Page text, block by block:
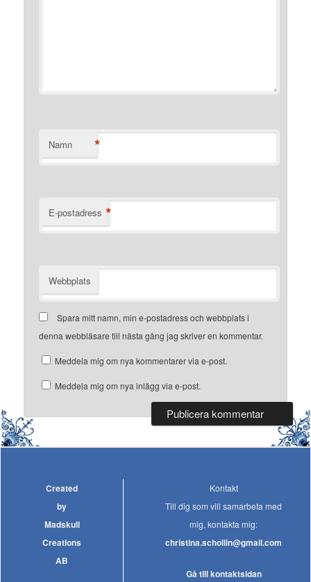
Namn *
E-postadress *
Webbplats
Spara mitt namn, min e-postadress och webbplats i
denna webbläsare till nästa gång jag skriver en kommentar.
Meddela mig om nya kommentarer via e-post.
Meddela mig om nya inlägg via e-post.
Created
by
Madskull
Creations
AB
Kontakt
Till dig som vill samarbeta med
mig, kontakta mig:
christina.schollin@gmail.com
Gå till kontaktsidan